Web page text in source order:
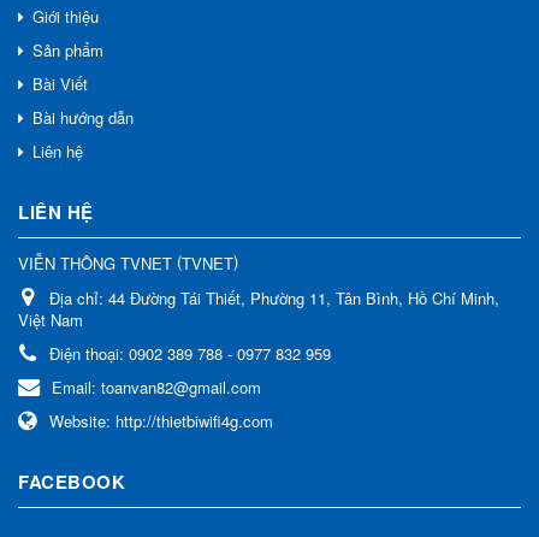
Giới thiệu
Sản phẩm
Bài Viết
Bài hướng dẫn
Liên hệ
LIÊN HỆ
VIỄN THÔNG TVNET (TVNET)
Địa chỉ: 44 Đường Tái Thiết, Phường 11, Tân Bình, Hồ Chí Minh,
Việt Nam
Điện thoại: 0902 389 788 - 0977 832 959
Email: toanvan82@gmail.com
Website: http://thietbiwifi4g.com
FACEBOOK